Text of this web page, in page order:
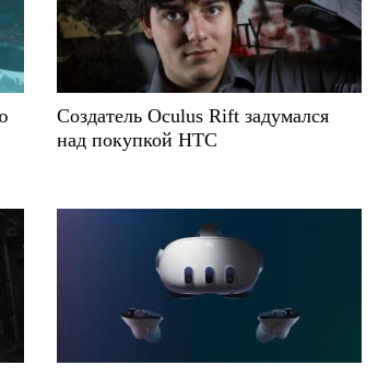
Создатель Oculus Rift задумался
над покупкой HTC